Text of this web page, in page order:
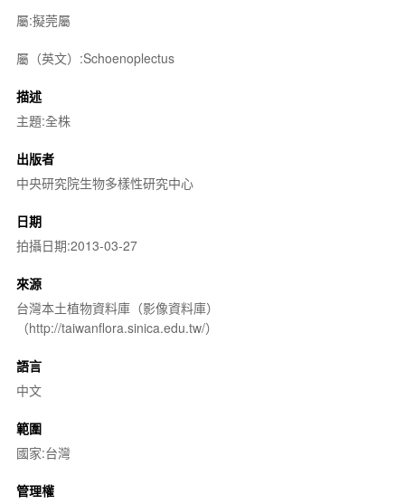
屬:擬莞屬
屬（英文）:Schoenoplectus
描述
主題:全株
出版者
中央研究院生物多樣性研究中心
日期
拍攝日期:2013-03-27
來源
台灣本土植物資料庫（影像資料庫）
（http://taiwanflora.sinica.edu.tw/）
語言
中文
範圍
國家:台灣
管理權